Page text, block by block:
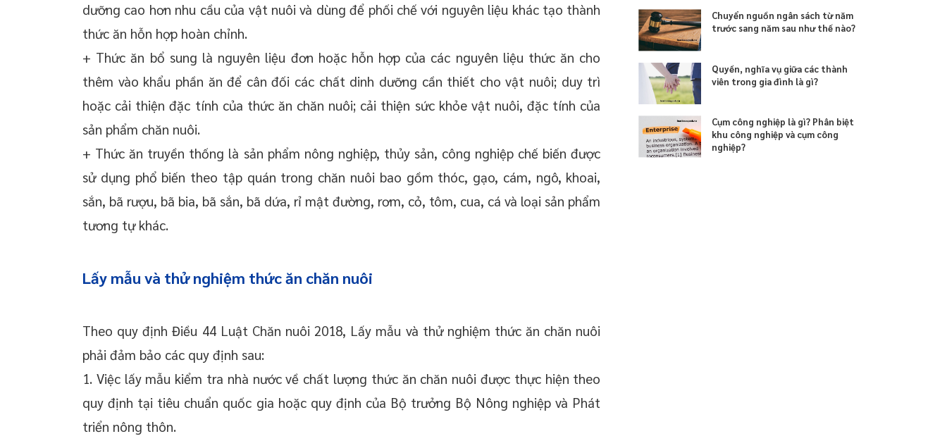
dưỡng cao hơn nhu cầu của vật nuôi và dùng để phối chế với nguyên liệu khác tạo thành
thức ăn hỗn hợp hoàn chỉnh.
+ Thức ăn bổ sung là nguyên liệu đơn hoặc hỗn hợp của các nguyên liệu thức ăn cho
thêm vào khẩu phần ăn để cân đối các chất dinh dưỡng cần thiết cho vật nuôi; duy trì
hoặc cải thiện đặc tính của thức ăn chăn nuôi; cải thiện sức khỏe vật nuôi, đặc tính của
sản phẩm chăn nuôi.
+ Thức ăn truyền thống là sản phẩm nông nghiệp, thủy sản, công nghiệp chế biến được
sử dụng phổ biến theo tập quán trong chăn nuôi bao gồm thóc, gạo, cám, ngô, khoai,
sắn, bã rượu, bã bia, bã sắn, bã dứa, rỉ mật đường, rơm, cỏ, tôm, cua, cá và loại sản phẩm
tương tự khác.
Lấy mẫu và thử nghiệm thức ăn chăn nuôi
Theo quy định Điều 44 Luật Chăn nuôi 2018, Lấy mẫu và thử nghiệm thức ăn chăn nuôi
phải đảm bảo các quy định sau:
1. Việc lấy mẫu kiểm tra nhà nước về chất lượng thức ăn chăn nuôi được thực hiện theo
quy định tại tiêu chuẩn quốc gia hoặc quy định của Bộ trưởng Bộ Nông nghiệp và Phát
triển nông thôn.
Chuyển nguồn ngân sách từ năm
trước sang năm sau như thế nào?
Quyền, nghĩa vụ giữa các thành
viên trong gia đình là gì?
Cụm công nghiệp là gì? Phân biệt
khu công nghiệp và cụm công
nghiệp?